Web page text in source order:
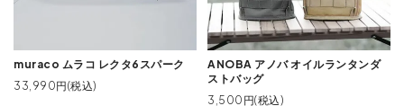
muraco ムラコ レクタ6スパーク
33,990円(税込)
ANOBA アノバ オイルランタンダ
ストバッグ
3,500円(税込)